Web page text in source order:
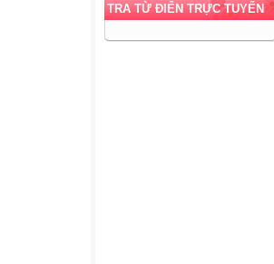
TRA TỪ ĐIỂN TRỰC TUYẾN